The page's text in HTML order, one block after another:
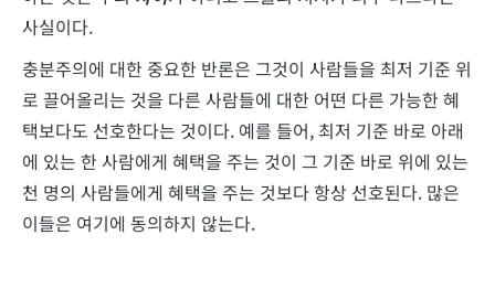
사실이다.
충분주의에 대한 중요한 반론은 그것이 사람들을 최저 기준 위
로 끌어올리는 것을 다른 사람들에 대한 어떤 다른 가능한 혜
택보다도 선호한다는 것이다. 예를 들어, 최저 기준 바로 아래
에 있는 한 사람에게 혜택을 주는 것이 그 기준 바로 위에 있는
천 명의 사람들에게 혜택을 주는 것보다 항상 선호된다. 많은
이들은 여기에 동의하지 않는다.